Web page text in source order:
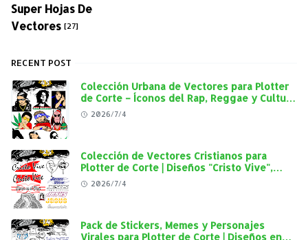
Super Hojas De
Vectores [27]
RECENT POST
Colección Urbana de Vectores para Plotter
de Corte – Íconos del Rap, Reggae y Cultura
Street en Alta Calidad
2026/7/4
Colección de Vectores Cristianos para
Plotter de Corte | Diseños "Cristo Vive",
"Jesús Vive" y Virgen de Guadalupe en Alta
Calidad
2026/7/4
Pack de Stickers, Memes y Personajes
Virales para Plotter de Corte | Diseños en